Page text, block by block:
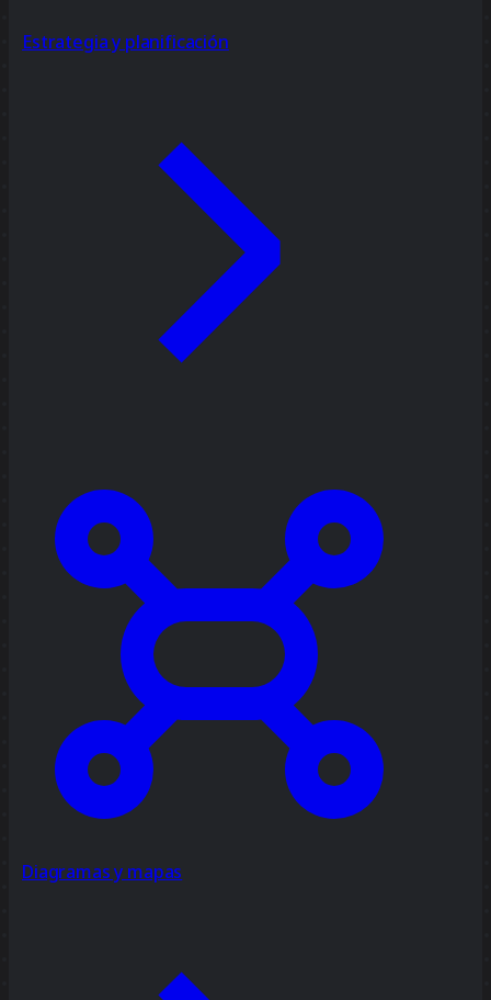
Estrategia y planificación
Diagramas y mapas